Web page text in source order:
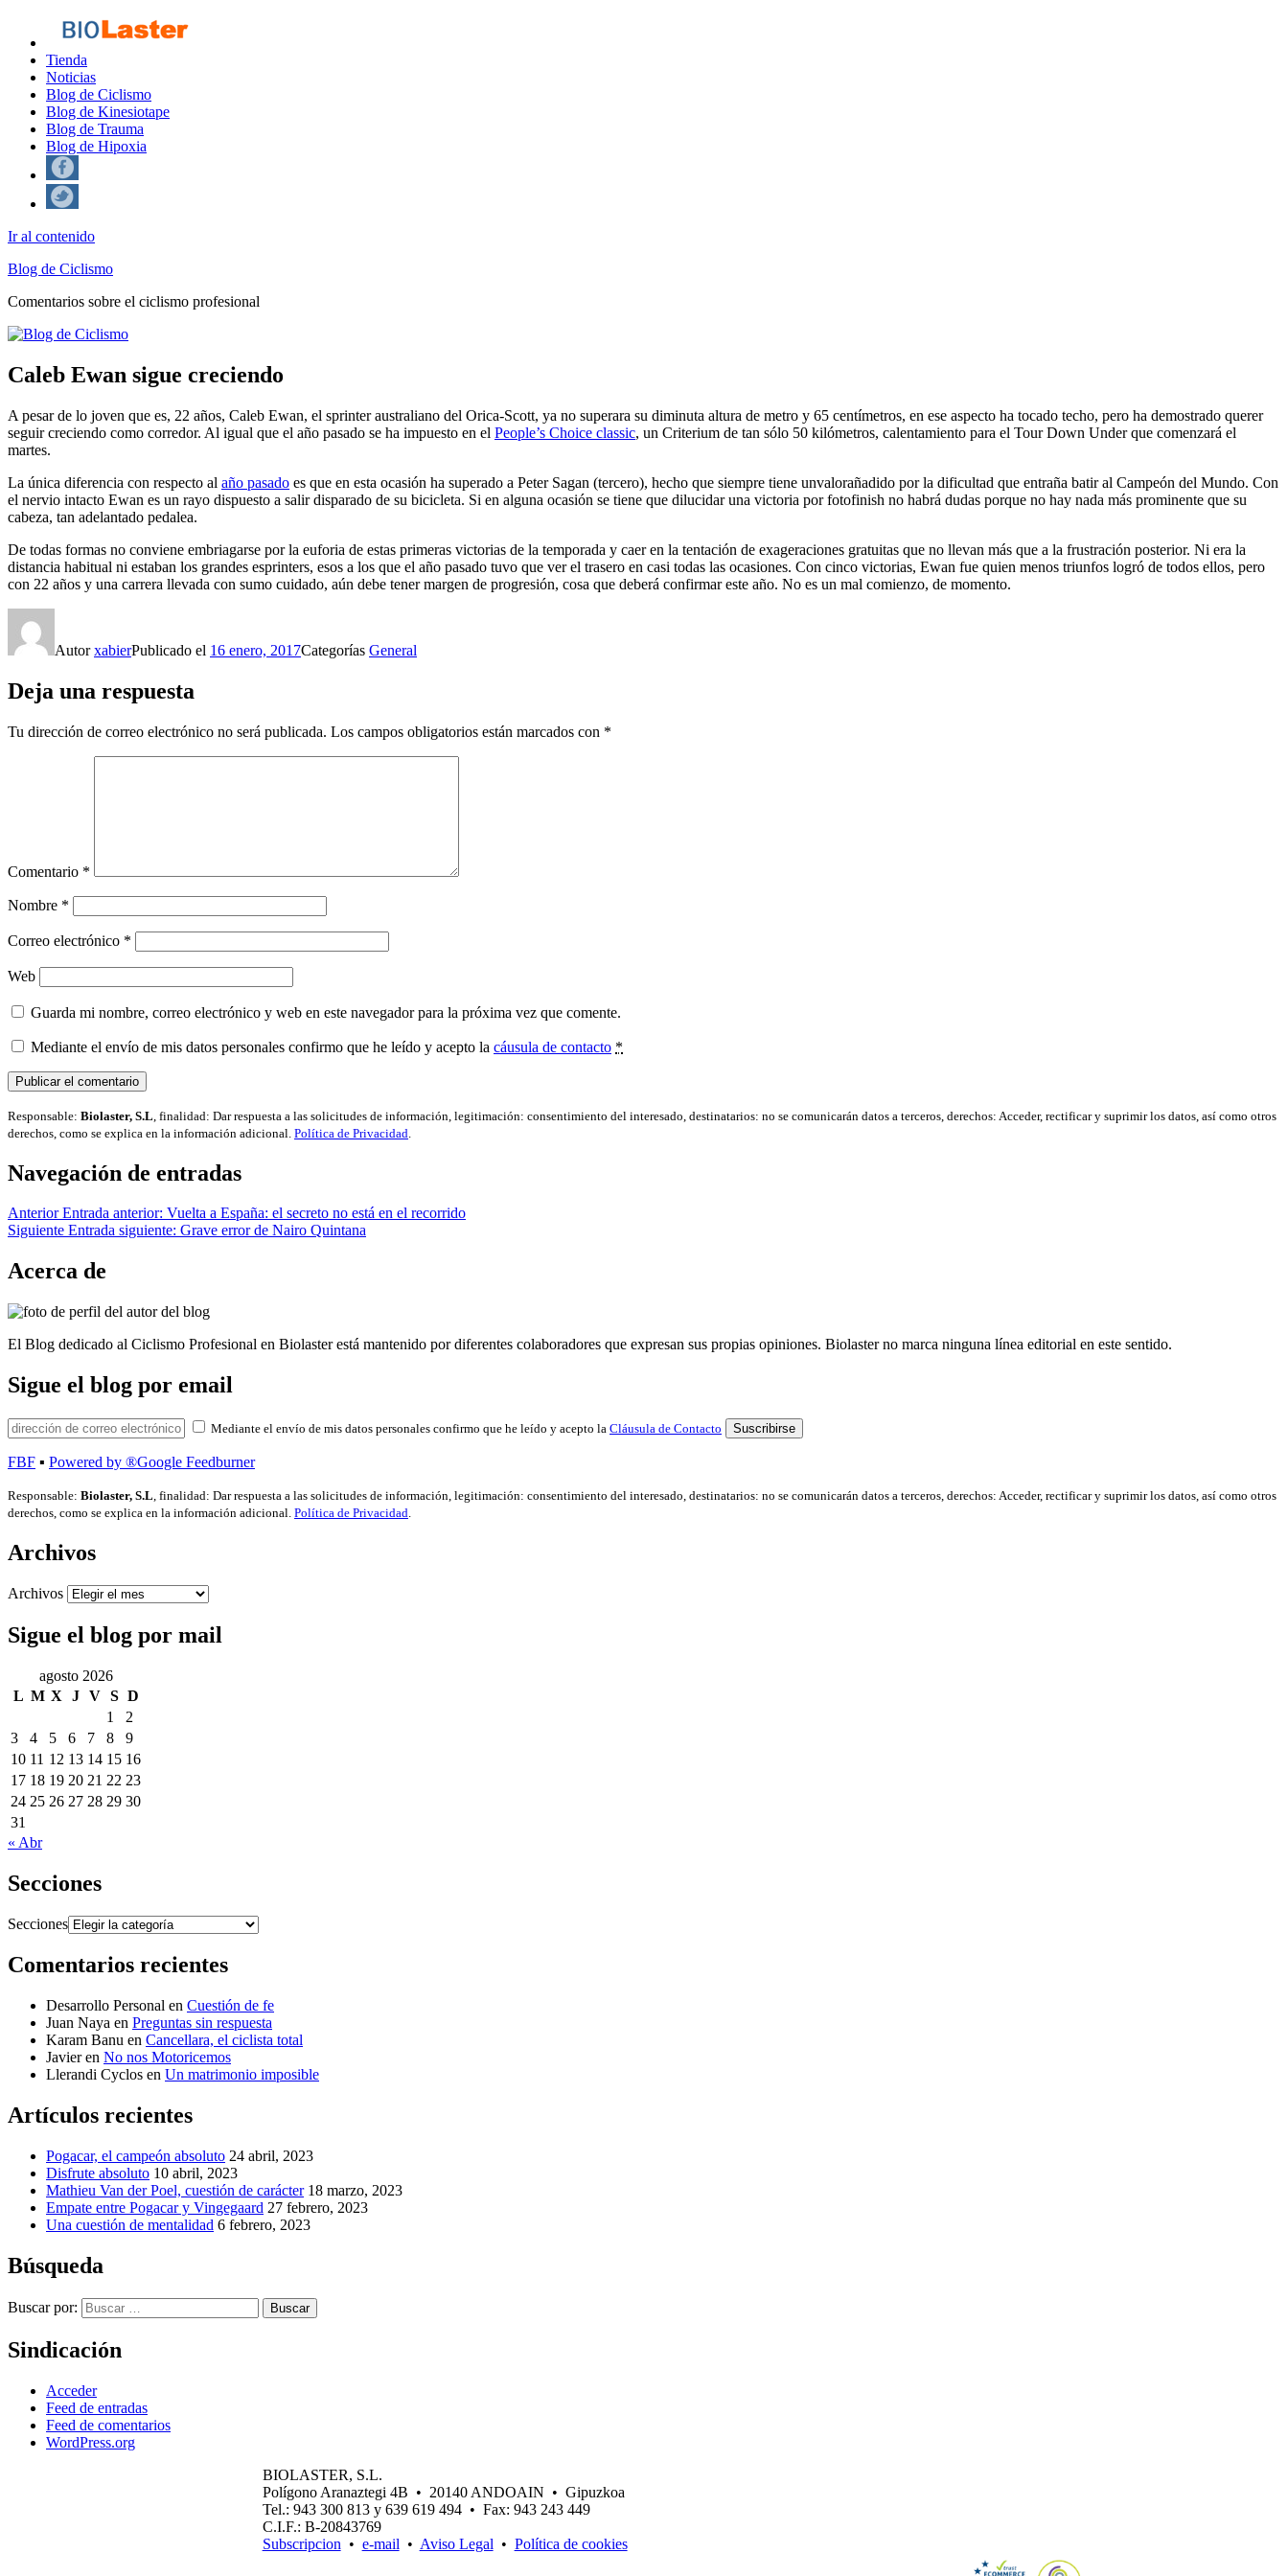
Tienda
Noticias
Blog de Ciclismo
Blog de Kinesiotape
Blog de Trauma
Blog de Hipoxia
Ir al contenido
Blog de Ciclismo
Comentarios sobre el ciclismo profesional
Caleb Ewan sigue creciendo
A pesar de lo joven que es, 22 años, Caleb Ewan, el sprinter australiano del Orica-Scott, ya no superara su diminuta altura de metro y 65 centímetros, en ese aspecto ha tocado techo, pero ha demostrado querer
seguir creciendo como corredor. Al igual que el año pasado se ha impuesto en el People’s Choice classic, un Criterium de tan sólo 50 kilómetros, calentamiento para el Tour Down Under que comenzará el
martes.
La única diferencia con respecto al año pasado es que en esta ocasión ha superado a Peter Sagan (tercero), hecho que siempre tiene unvalorañadido por la dificultad que entraña batir al Campeón del Mundo. Con
el nervio intacto Ewan es un rayo dispuesto a salir disparado de su bicicleta. Si en alguna ocasión se tiene que dilucidar una victoria por fotofinish no habrá dudas porque no hay nada más prominente que su
cabeza, tan adelantado pedalea.
De todas formas no conviene embriagarse por la euforia de estas primeras victorias de la temporada y caer en la tentación de exageraciones gratuitas que no llevan más que a la frustración posterior. Ni era la
distancia habitual ni estaban los grandes esprinters, esos a los que el año pasado tuvo que ver el trasero en casi todas las ocasiones. Con cinco victorias, Ewan fue quien menos triunfos logró de todos ellos, pero
con 22 años y una carrera llevada con sumo cuidado, aún debe tener margen de progresión, cosa que deberá confirmar este año. No es un mal comienzo, de momento.
AutorxabierPublicado el 16 enero, 2017Categorías General
Deja una respuesta
Tu dirección de correo electrónico no será publicada. Los campos obligatorios están marcados con *
Comentario *
Nombre *
Correo electrónico *
Web
Guarda mi nombre, correo electrónico y web en este navegador para la próxima vez que comente.
Mediante el envío de mis datos personales confirmo que he leído y acepto la cáusula de contacto *
Responsable: Biolaster, S.L , finalidad: Dar respuesta a las solicitudes de información, legitimación: consentimiento del interesado, destinatarios: no se comunicarán datos a terceros, derechos: Acceder, rectificar y suprimir los datos, así como otros
derechos, como se explica en la información adicional. Política de Privacidad
Navegación de entradas
Anterior Entrada anterior: Vuelta a España: el secreto no está en el recorrido
Siguiente Entrada siguiente: Grave error de Nairo Quintana
Acerca de
El Blog dedicado al Ciclismo Profesional en Biolaster está mantenido por diferentes colaboradores que expresan sus propias opiniones. Biolaster no marca ninguna línea editorial en este sentido.
Sigue el blog por email
Mediante el envío de mis datos personales confirmo que he leído y acepto la Cláusula de Contacto
FBF ▪ Powered by ®Google Feedburner
Responsable: Biolaster, S.L, finalidad: Dar respuesta a las solicitudes de información, legitimación: consentimiento del interesado, destinatarios: no se comunicarán datos a terceros, derechos: Acceder, rectificar y suprimir los datos, así como otros
derechos, como se explica en la información adicional. Política de Privacidad.
Archivos
Archivos
Sigue el blog por mail
agosto 2026
L M X J V S D
1
2
3
4 5 6 7 8
9
10 11 12 13 14 15 16
17 18 19 20 21 22 23
24 25 26 27 28 29 30
31
« Abr
Secciones
Secciones
Comentarios recientes
Desarrollo Personal en Cuestión de fe
Juan Naya en Preguntas sin respuesta
Karam Banu en Cancellara, el ciclista total
Javieren No nos Motoricemos
Llerandi Cyclos en Un matrimonio imposible
Artículos recientes
Pogacar, el campeón absoluto 24 abril, 2023
Disfrute absoluto 10 abril, 2023
Mathieu Van der Poel, cuestión de carácter 18 marzo, 2023
Empate entre Pogacar y Vingegaard 27 febrero, 2023
Una cuestión de mentalidad 6 febrero, 2023
Búsqueda
Buscar por: Buscar
Sindicación
Acceder
Feed de entradas
Feed de comentarios
WordPress.org
BIOLASTER, S.L.
Polígono Aranaztegi 4B • 20140 ANDOAIN • Gipuzkoa
Tel.: 943 300 813 y 639 619 494 • Fax: 943 243 449
C.I.F.: B-20843769
Subscripcion • e-mail • Aviso Legal • Política de cookies